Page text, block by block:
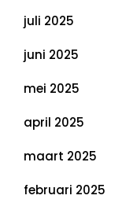
juli 2025
juni 2025
mei 2025
april 2025
maart 2025
februari 2025